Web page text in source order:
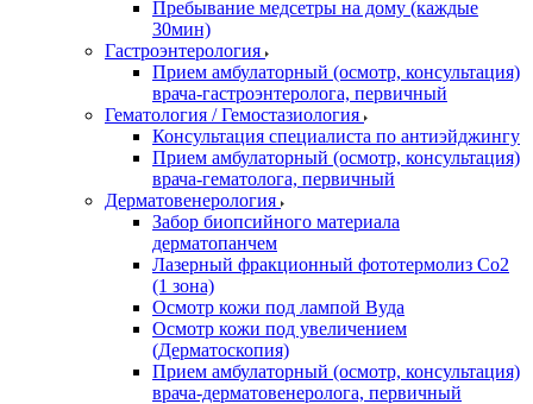
Пребывание медсетры на дому (каждые
30мин)
Гастроэнтерология
Прием амбулаторный (осмотр, консультация)
врача-гастроэнтеролога, первичный
Гематология / Гемостазиология
Консультация специалиста по антиэйджингу
Прием амбулаторный (осмотр, консультация)
врача-гематолога, первичный
Дерматовенерология
Забор биопсийного материала
дерматопанчем
Лазерный фракционный фототермолиз Со2
(1 зона)
Осмотр кожи под лампой Вуда
Осмотр кожи под увеличением
(Дерматоскопия)
Прием амбулаторный (осмотр, консультация)
врача-дерматовенеролога, первичный